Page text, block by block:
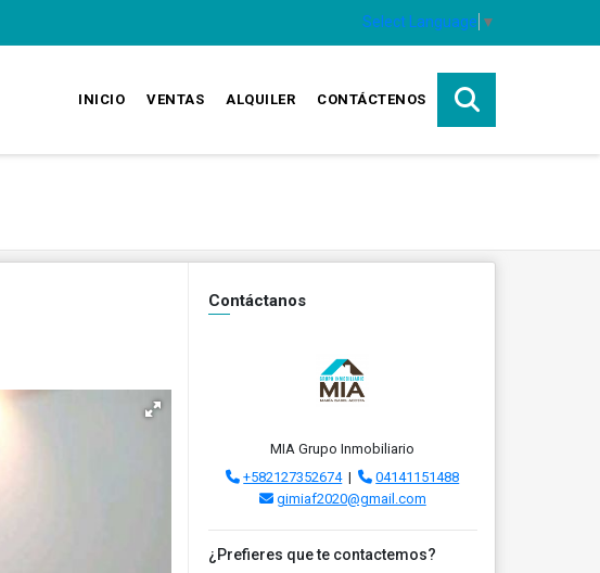
Select Language ▼
INICIO VENTAS ALQUILER CONTÁCTENOS
Contáctanos
MIA Grupo Inmobiliario
+582127352674|
04141151488
gimiaf2020@gmail.com
¿Prefieres que te contactemos?